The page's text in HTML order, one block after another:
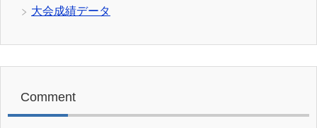
大会成績データ
Comment